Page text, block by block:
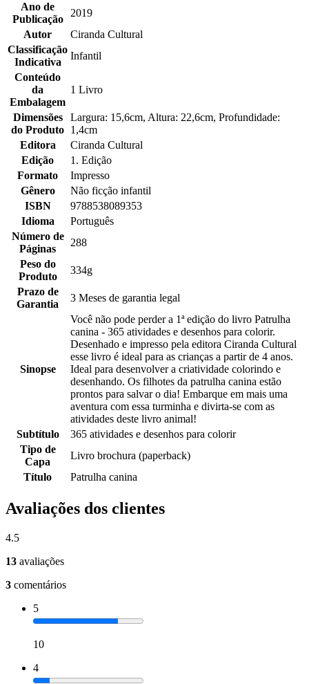
Ano de
Publicação
2019
Autor
Ciranda Cultural
Classificação
Indicativa
Infantil
Conteúdo
da
Embalagem
1 Livro
Dimensões
do Produto
Largura: 15,6cm, Altura: 22,6cm, Profundidade:
1,4cm
Editora
Ciranda Cultural
Edição
1. Edição
Formato
Impresso
Gênero
Não ficção infantil
ISBN
9788538089353
Idioma
Português
Número de
Páginas
288
Peso do
Produto
334g
Prazo de
Garantia
3 Meses de garantia legal
Sinopse
Você não pode perder a 1ª edição do livro Patrulha
canina - 365 atividades e desenhos para colorir.
Desenhado e impresso pela editora Ciranda Cultural
esse livro é ideal para as crianças a partir de 4 anos.
Ideal para desenvolver a criatividade colorindo e
desenhando. Os filhotes da patrulha canina estão
prontos para salvar o dia! Embarque em mais uma
aventura com essa turminha e divirta-se com as
atividades deste livro animal!
Subtítulo
365 atividades e desenhos para colorir
Tipo de
Capa
Livro brochura (paperback)
Título
Patrulha canina
Avaliações dos clientes
4.5
13 avaliações
3 comentários
5
10
4